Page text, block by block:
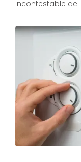
incontestable de